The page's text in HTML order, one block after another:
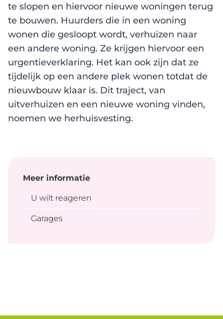
te slopen en hiervoor nieuwe woningen terug
te bouwen. Huurders die in een woning
wonen die gesloopt wordt, verhuizen naar
een andere woning. Ze krijgen hiervoor een
urgentieverklaring. Het kan ook zijn dat ze
tijdelijk op een andere plek wonen totdat de
nieuwbouw klaar is. Dit traject, van
uitverhuizen en een nieuwe woning vinden,
noemen we herhuisvesting.
Meer informatie
U wilt reageren
Garages